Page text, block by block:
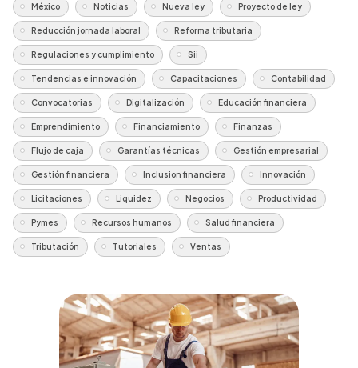
México Noticias Nueva ley Proyecto de ley
Reducción jornada laboral Reforma tributaria
Regulaciones y cumplimiento Sii
Tendencias e innovación Capacitaciones Contabilidad
Convocatorias Digitalización Educación financiera
Emprendimiento Financiamiento Finanzas
Flujo de caja Garantías técnicas Gestión empresarial
Gestión financiera Inclusion financiera Innovación
Licitaciones Liquidez Negocios Productividad
Pymes Recursos humanos Salud financiera
Tributación Tutoriales Ventas